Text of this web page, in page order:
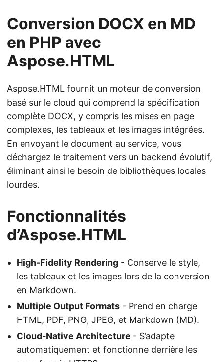
Conversion DOCX en MD
en PHP avec
Aspose.HTML
Aspose.HTML fournit un moteur de conversion
basé sur le cloud qui comprend la spécification
complète DOCX, y compris les mises en page
complexes, les tableaux et les images intégrées.
En envoyant le document au service, vous
déchargez le traitement vers un backend évolutif,
éliminant ainsi le besoin de bibliothèques locales
lourdes.
Fonctionnalités
d’Aspose.HTML
High‑Fidelity Rendering - Conserve le style,
les tableaux et les images lors de la conversion
en Markdown.
Multiple Output Formats - Prend en charge
HTML, PDF, PNG, JPEG, et Markdown (MD).
Cloud‑Native Architecture - S’adapte
automatiquement et fonctionne derrière les